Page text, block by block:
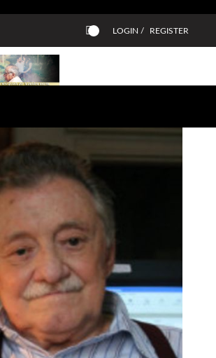
LOGIN / REGISTER